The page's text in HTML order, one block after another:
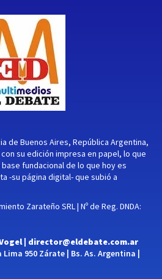
de Buenos Aires, República Argentina,
su edición impresa en papel, lo que
fundacional de lo que hoy es
-su página digital- que subió a
Zarateño SRL | Nº de Reg. DNDA:
| director@eldebate.com.ar
950 Zárate | Bs. As. Argentina |